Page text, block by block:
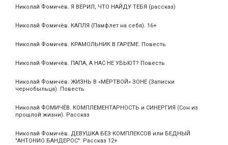
Николай Фомичёв. Я ВЕРИЛ, ЧТО НАЙДУ ТЕБЯ (рассказ)
Николай Фомичёв. КАПЛЯ (Памфлет на себя). 16+
Николай Фомичёв. КРАМОЛЬНИК В ГАРЕМЕ. Повесть
Николай Фомичёв. ПАПА, А НАС НЕ УБЬЮТ? Повесть
Николай Фомичёв. ЖИЗНЬ В «МЁРТВОЙ» ЗОНЕ (Записки
чернобыльца). Повесть
Николай ФОМИЧЁВ. КОМПЛЕМЕНТАРНОСТЬ и СИНЕРГИЯ (Сон из
прошлой жизни). Рассказ
Николай Фомичёв. ДЕВУШКА БЕЗ КОМПЛЕКСОВ или БЕДНЫЙ
"АНТОНИО БАНДЕРОС". Рассказ 12+